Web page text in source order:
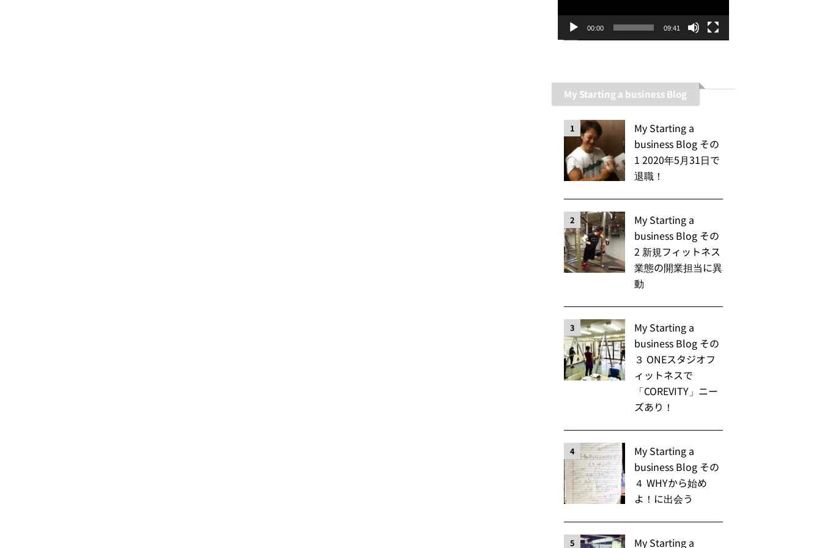
ー
00:00 09:41
My Starting a business Blog
1
My Starting a
business Blog その
1 2020年5月31日で
退職！
2
My Starting a
business Blog その
2 新規フィットネス
業態の開業担当に異
動
3
My Starting a
business Blog その
３ ONEスタジオフ
ィットネスで
「COREVITY」ニー
ズあり！
4
My Starting a
business Blog その
４ WHYから始め
よ！に出会う
5 My Starting a